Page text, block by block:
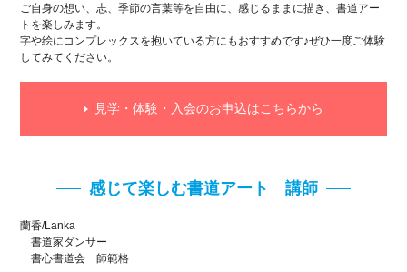
ご自身の想い、志、季節の言葉等を自由に、感じるままに描き、書道アー
トを楽しみます。
字や絵にコンプレックスを抱いている方にもおすすめです♪ぜひ一度ご体験
してみてください。
見学・体験・入会のお申込はこちらから
感じて楽しむ書道アート 講師
蘭香/Lanka
書道家ダンサー
書心書道会 師範格